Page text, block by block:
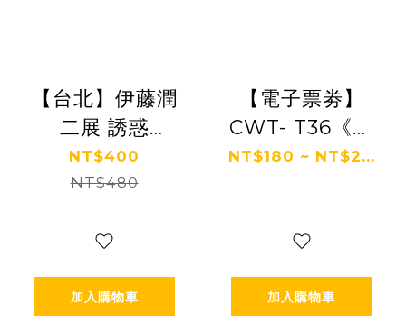
【台北】伊藤潤
二展 誘惑
JUNJI ITO
EXHIBITION：
NT$400
NT$480
加入購物車
【電子票劵】
CWT- T36《台
中場》台灣同人
NT$180 ~ NT$2...
加入購物車